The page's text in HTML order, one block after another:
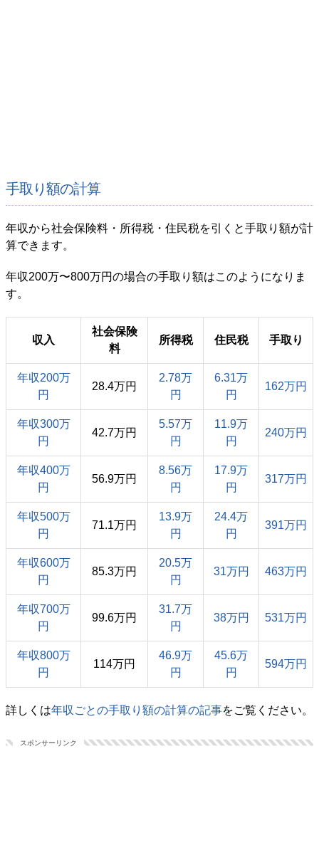
手取り額の計算
年収から社会保険料・所得税・住民税を引くと手取り額が計
算できます。
年収200万〜800万円の場合の手取り額はこのようになりま
す。
収入
社会保険
料
所得税 住民税 手取り
年収200万
円
28.4万円
2.78万
円
6.31万
円
162万円
年収300万
円
42.7万円
5.57万
円
11.9万
円
240万円
年収400万
円
56.9万円
8.56万
円
17.9万
円
317万円
年収500万
円
71.1万円
13.9万
円
24.4万
円
391万円
年収600万
円
85.3万円
20.5万
円
31万円 463万円
年収700万
円
99.6万円
31.7万
円
38万円 531万円
年収800万
円
114万円
46.9万
円
45.6万
円
594万円
詳しくは年収ごとの手取り額の計算の記事をご覧ください。
スポンサーリンク